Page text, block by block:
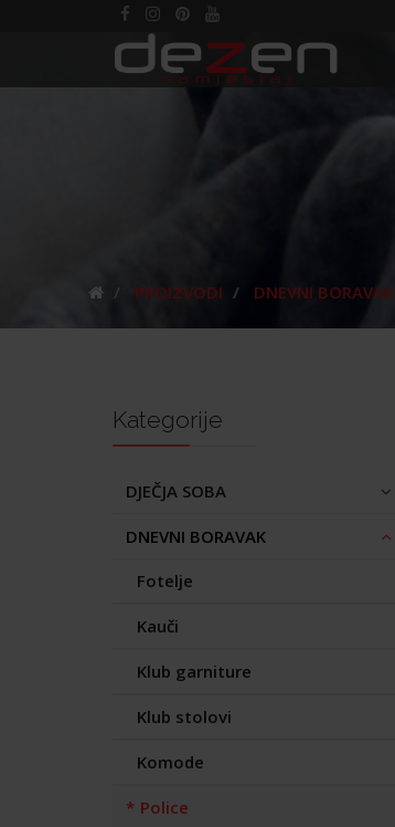
PROIZVODI DNEVNI BORAVAK
Kategorije
DJEČJA SOBA
DNEVNI BORAVAK
Fotelje
Kauči
Klub garniture
Klub stolovi
Komode
Police